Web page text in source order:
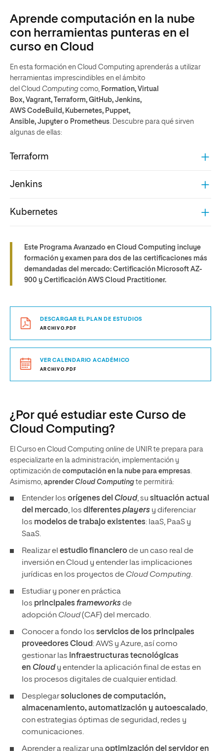
Aprende computación en la nube
con herramientas punteras en el
curso en Cloud
En esta formación en Cloud Computing aprenderás a utilizar
herramientas imprescindibles en el ámbito
del Cloud Computing como, Formation, Virtual
Box, Vagrant, Terraform, GitHub, Jenkins,
AWS CodeBuild, Kubernetes, Puppet,
Ansible, Jupyter o Prometheus. Descubre para qué sirven
algunas de ellas:
Terraform
Jenkins
Kubernetes
Este Programa Avanzado en Cloud Computing incluye
formación y examen para dos de las certificaciones más
demandadas del mercado: Certificación Microsoft AZ-
900 y Certificación AWS Cloud Practitioner.
DESCARGAR EL PLAN DE ESTUDIOS
ARCHIVO.PDF
VER CALENDARIO ACADÉMICO
ARCHIVO.PDF
¿Por qué estudiar este Curso de
Cloud Computing?
El Curso en Cloud Computing online de UNIR te prepara para
especializarte en la administración, implementación y
optimización de computación en la nube para empresas.
Asimismo, aprender Cloud Computing te permitirá:
Entender los orígenes del Cloud, su situación actual
del mercado, los diferentesplayers y diferenciar
los modelos de trabajo existentes: IaaS, PaaS y
SaaS.
Realizar el estudio financierode un caso real de
inversión en Cloud y entender las implicaciones
jurídicas en los proyectos de Cloud Computing.
Estudiar y poner en práctica
los principalesframeworksde
adopción Cloud(CAF) del mercado.
Conocer a fondo los servicios de los principales
proveedoresCloud: AWS y Azure, así como
gestionar las infraestructuras tecnológicas
en Cloud y entender la aplicación final de estas en
los procesos digitales de cualquier entidad.
Desplegarsoluciones de computación,
almacenamiento, automatización y autoescalado,
con estrategias óptimas de seguridad, redes y
comunicaciones.
Aprender a realizar unaoptimización del servidor en